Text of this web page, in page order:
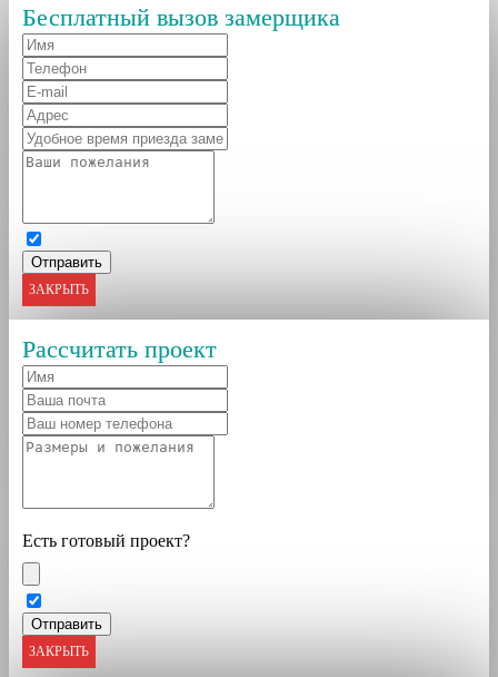
Бесплатный вызов замерщика
ЗАКРЫТЬ
Рассчитать проект
Есть готовый проект?
ЗАКРЫТЬ